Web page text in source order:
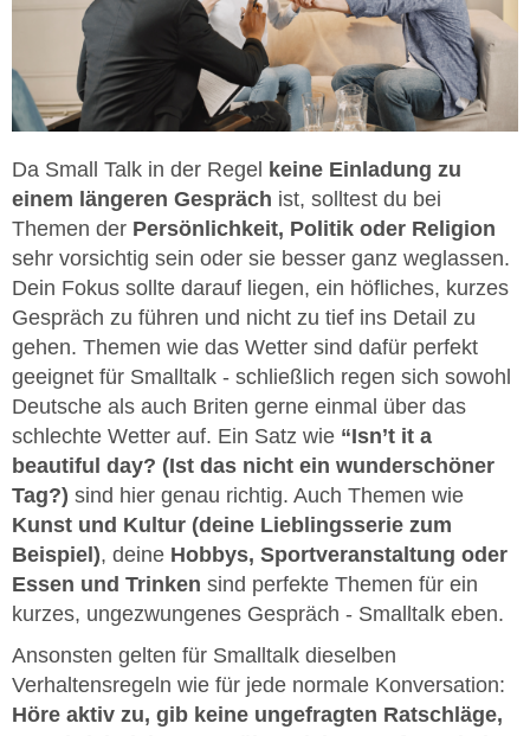
Da Small Talk in der Regel keine Einladung zu
einem längeren Gespräch ist, solltest du bei
Themen der Persönlichkeit, Politik oder Religion
sehr vorsichtig sein oder sie besser ganz weglassen.
Dein Fokus sollte darauf liegen, ein höfliches, kurzes
Gespräch zu führen und nicht zu tief ins Detail zu
gehen. Themen wie das Wetter sind dafür perfekt
geeignet für Smalltalk - schließlich regen sich sowohl
Deutsche als auch Briten gerne einmal über das
schlechte Wetter auf. Ein Satz wie “Isn’t it a
beautiful day? (Ist das nicht ein wunderschöner
Tag?) sind hier genau richtig. Auch Themen wie
Kunst und Kultur (deine Lieblingsserie zum
Beispiel), deine Hobbys, Sportveranstaltung oder
Essen und Trinken sind perfekte Themen für ein
kurzes, ungezwungenes Gespräch - Smalltalk eben.
Ansonsten gelten für Smalltalk dieselben
Verhaltensregeln wie für jede normale Konversation:
Höre aktiv zu, gib keine ungefragten Ratschläge,